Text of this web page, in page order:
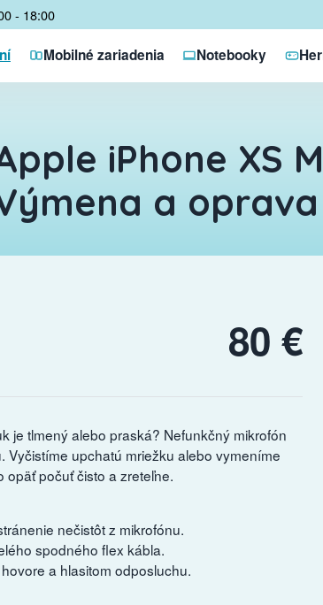
- 18:00
Mobilné zariadenia Notebooky
iPhone XS
a
80 €
je tlmený alebo praská? Nefunkčný mikrofón
upchatú mriežku alebo vymeníme
počuť čisto a zreteľne.
nečistôt z mikrofónu.
spodného flex kábla.
a hlasitom odposluchu.